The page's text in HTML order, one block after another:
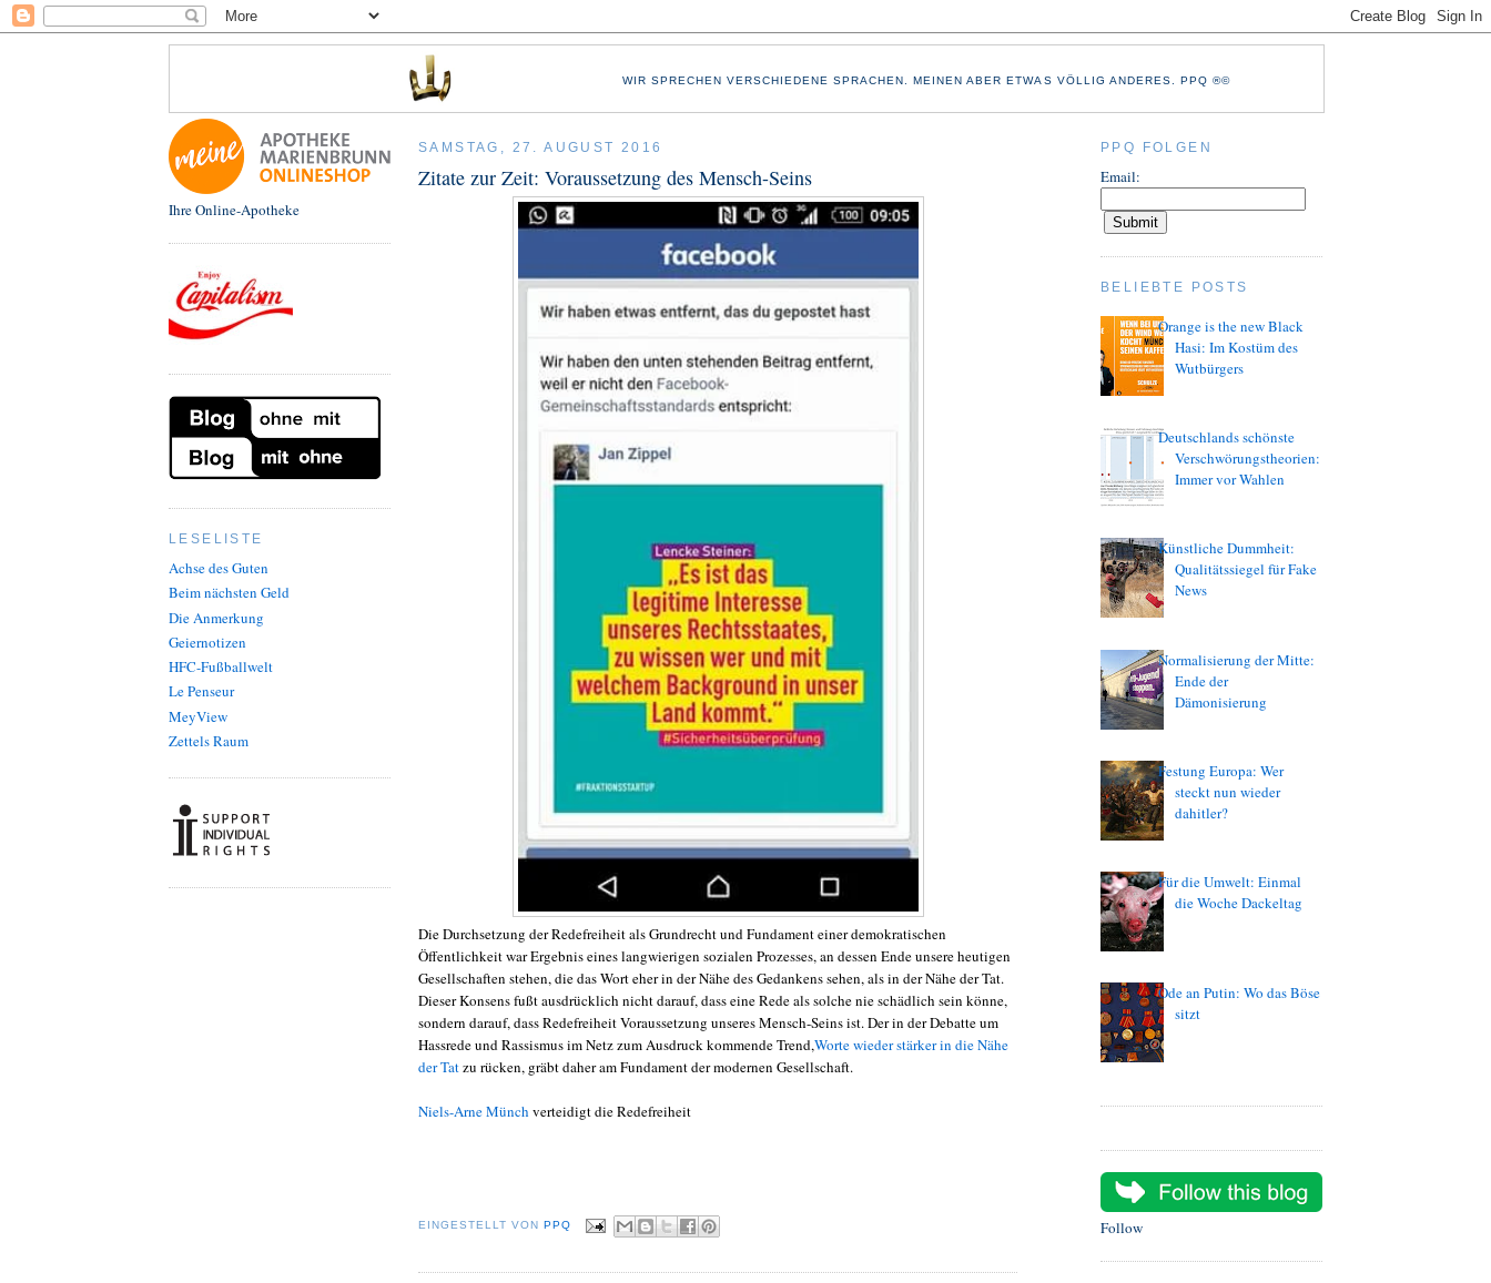
WIR SPRECHEN VERSCHIEDENE SPRACHEN. MEINEN ABER ETWAS VÖLLIG ANDERES. PPQ ®©
Ihre Online-Apotheke
LESELISTE
Achse des Guten
Beim nächsten Geld
Die Anmerkung
Geiernotizen
HFC-Fußballwelt
Le Penseur
MeyView
Zettels Raum
SAMSTAG, 27. AUGUST 2016
Zitate zur Zeit: Voraussetzung des Mensch-Seins
Die Durchsetzung der Redefreiheit als Grundrecht und Fundament einer demokratischen
Öffentlichkeit war Ergebnis eines langwierigen sozialen Prozesses, an dessen Ende unsere heutigen
Gesellschaften stehen, die das Wort eher in der Nähe des Gedankens sehen, als in der Nähe der Tat.
Dieser Konsens fußt ausdrücklich nicht darauf, dass eine Rede als solche nie schädlich sein könne,
sondern darauf, dass Redefreiheit Voraussetzung unseres Mensch-Seins ist. Der in der Debatte um
Hassrede und Rassismus im Netz zum Ausdruck kommende Trend,Worte wieder stärker in die Nähe
der Tatzu rücken, gräbt daher am Fundament der modernen Gesellschaft.
Niels-Arne Münch verteidigt die Redefreiheit
EINGESTELLT VON PPQ
PPQ FOLGEN
Email:
BELIEBTE POSTS
Orange is the new Black
Hasi: Im Kostüm des
Wutbürgers
Deutschlands schönste
Verschwörungstheorien:
Immer vor Wahlen
Künstliche Dummheit:
Qualitätssiegel für Fake
News
Normalisierung der Mitte:
Ende der
Dämonisierung
Festung Europa: Wer
steckt nun wieder
dahitler?
Für die Umwelt: Einmal
die Woche Dackeltag
Ode an Putin: Wo das Böse
sitzt
Follow